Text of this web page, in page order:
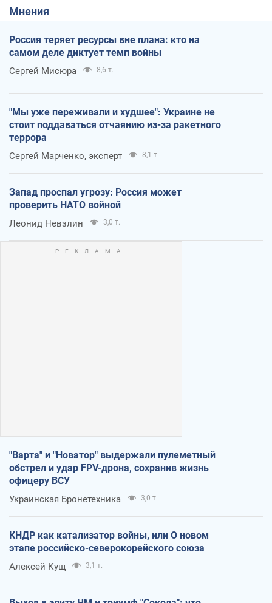
Мнения
Россия теряет ресурсы вне плана: кто на
самом деле диктует темп войны
Сергей Мисюра 8,6 т.
"Мы уже переживали и худшее": Украине не
стоит поддаваться отчаянию из-за ракетного
террора
Сергей Марченко, эксперт 8,1 т.
Запад проспал угрозу: Россия может
проверить НАТО войной
Леонид Невзлин 3,0 т.
"Варта" и "Новатор" выдержали пулеметный
обстрел и удар FPV-дрона, сохранив жизнь
офицеру ВСУ
Украинская Бронетехника 3,0 т.
КНДР как катализатор войны, или О новом
этапе российско-северокорейского союза
Алексей Кущ 3,1 т.